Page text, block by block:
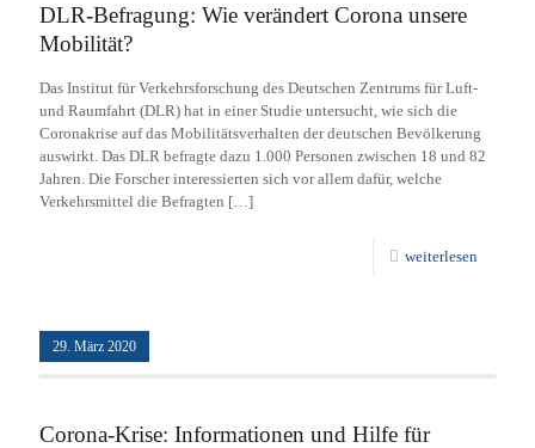
DLR-Befragung: Wie verändert Corona unsere
Mobilität?
Das Institut für Verkehrsforschung des Deutschen Zentrums für Luft-
und Raumfahrt (DLR) hat in einer Studie untersucht, wie sich die
Coronakrise auf das Mobilitätsverhalten der deutschen Bevölkerung
auswirkt. Das DLR befragte dazu 1.000 Personen zwischen 18 und 82
Jahren. Die Forscher interessierten sich vor allem dafür, welche
Verkehrsmittel die Befragten […]
weiterlesen
29. März 2020
Corona-Krise: Informationen und Hilfe für